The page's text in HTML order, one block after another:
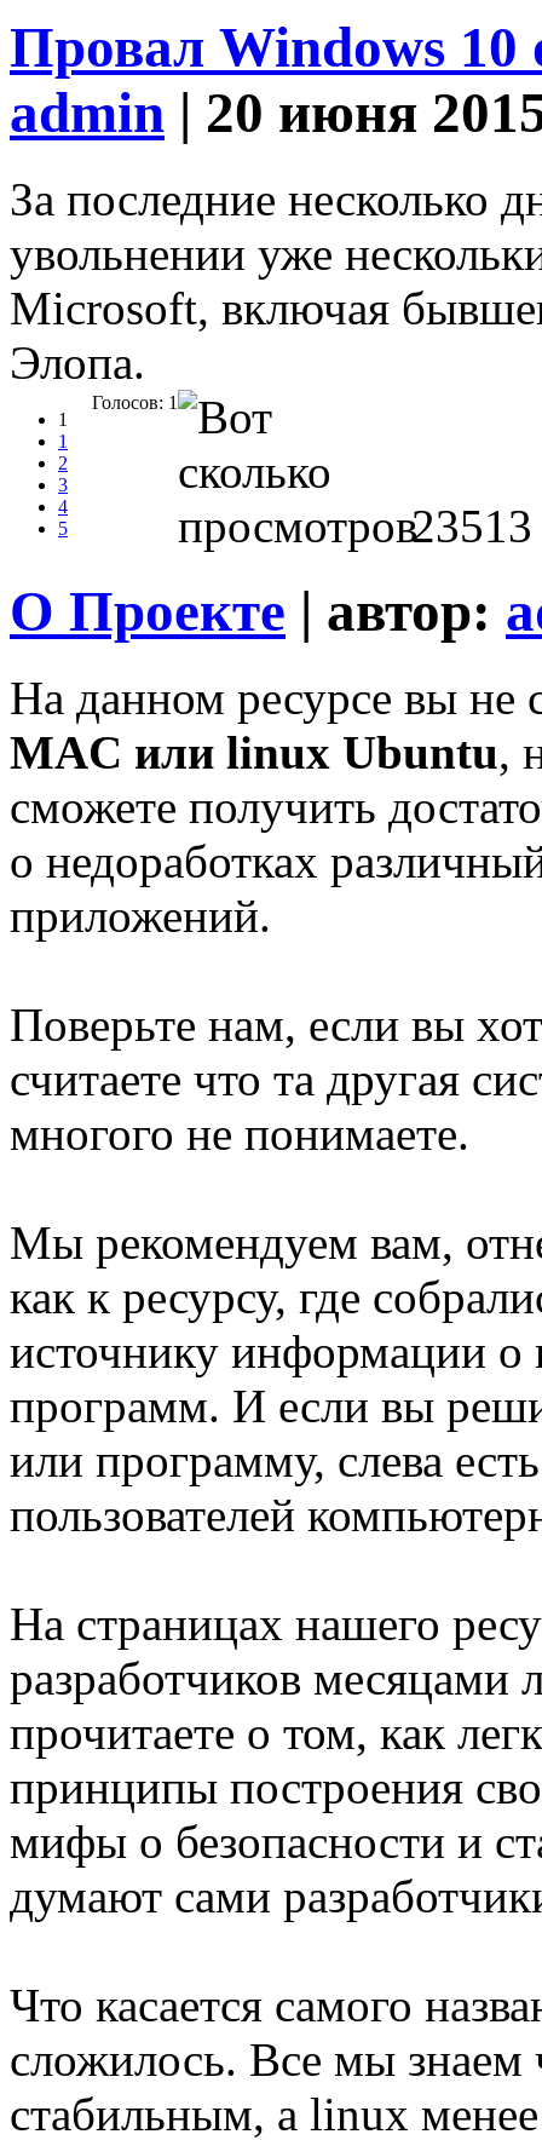
Провал Windows 10
admin | 20 июня
За последние несколько
увольнении уже
Microsoft, включая
Элопа.
1
1
2
3
4
5
Голосов: 1
23513
О Проекте | автор:
На данном ресурсе вы не
MAC или linux Ubuntu,
сможете получить
о недоработках
приложений.
Поверьте нам, если вы
считаете что та другая
многого не понимаете.
Мы рекомендуем вам,
как к ресурсу, где
источнику информации о
программ. И если вы
или программу, слева
пользователей
На страницах нашего
разработчиков месяцами
прочитаете о том, как
принципы построения
мифы о безопасности и
думают сами
Что касается самого
сложилось. Все мы
стабильным, а linux